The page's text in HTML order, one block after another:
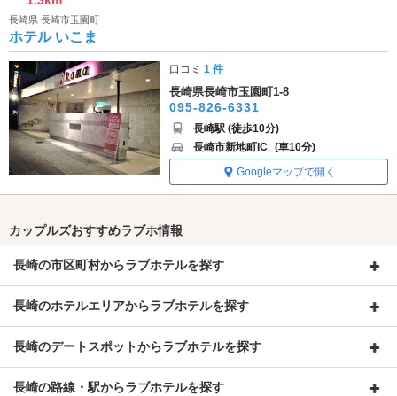
長崎県 長崎市玉園町
ホテル いこま
口コミ1 件
長崎県長崎市玉園町1-8
095-826-6331
長崎駅 (徒歩10分)
長崎市新地町IC (車10分)
Googleマップで開く
カップルズおすすめラブホ情報
長崎の市区町村からラブホテルを探す
長崎のホテルエリアからラブホテルを探す
長崎のデートスポットからラブホテルを探す
長崎の路線・駅からラブホテルを探す